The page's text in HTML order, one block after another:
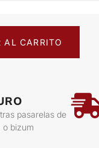
AL CARRITO
pasarelas de
o bizum